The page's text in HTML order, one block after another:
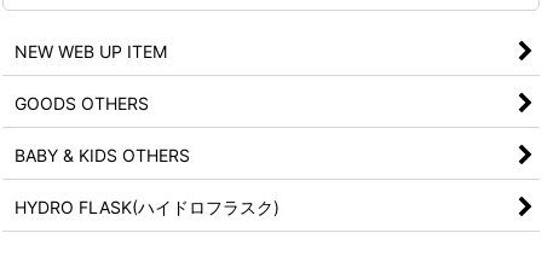
NEW WEB UP ITEM
GOODS OTHERS
BABY & KIDS OTHERS
HYDRO FLASK(ハイドロフラスク)